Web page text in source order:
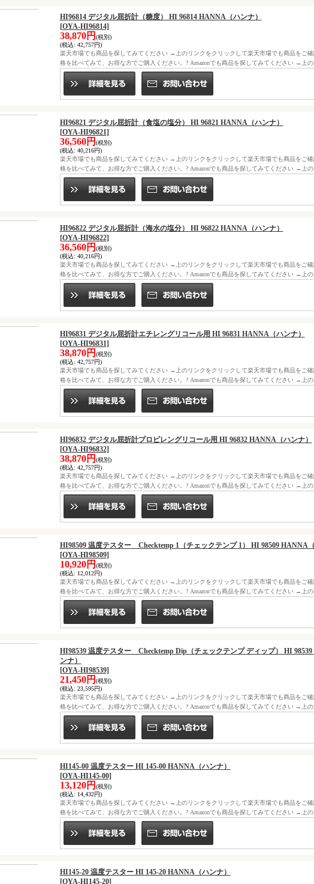
HI96814 デジタル屈折計（糖度） HI 96814 HANNA（ハンナ）
[OYA-HI96814]
38,870円 (税別)
(税込: 42,757円)
楽天市場でも商品を探してみてください →上のリンクをクリックして楽天市場でも商品をご
格を比べてみて、お得な方でご購入ください。? Amazonでも商品を探してみてください →上の
HI96821 デジタル屈折計（食塩の塩分） HI 96821 HANNA（ハンナ）
[OYA-HI96821]
36,560円 (税別)
(税込: 40,216円)
楽天市場でも商品を探してみてください →上のリンクをクリックして楽天市場でも商品をご
格を比べてみて、お得な方でご購入ください。? Amazonでも商品を探してみてください →上の
HI96822 デジタル屈折計（海水の塩分） HI 96822 HANNA（ハンナ）
[OYA-HI96822]
36,560円 (税別)
(税込: 40,216円)
楽天市場でも商品を探してみてください →上のリンクをクリックして楽天市場でも商品をご
格を比べてみて、お得な方でご購入ください。? Amazonでも商品を探してみてください →上の
HI96831 デジタル屈折計エチレングリコール用 HI 96831 HANNA（ハンナ）
[OYA-HI96831]
38,870円 (税別)
(税込: 42,757円)
楽天市場でも商品を探してみてください →上のリンクをクリックして楽天市場でも商品をご
格を比べてみて、お得な方でご購入ください。? Amazonでも商品を探してみてください →上の
HI96832 デジタル屈折計プロピレングリコール用 HI 96832 HANNA（ハンナ）
[OYA-HI96832]
38,870円 (税別)
(税込: 42,757円)
楽天市場でも商品を探してみてください →上のリンクをクリックして楽天市場でも商品をご
格を比べてみて、お得な方でご購入ください。? Amazonでも商品を探してみてください →上の
HI98509 温度テスター Checktemp 1（チェックテンプ 1） HI 98509 HANNA（
[OYA-HI98509]
10,920円 (税別)
(税込: 12,012円)
楽天市場でも商品を探してみてください →上のリンクをクリックして楽天市場でも商品をご
格を比べてみて、お得な方でご購入ください。? Amazonでも商品を探してみてください →上の
HI98539 温度テスター Checktemp Dip（チェックテンプ ディップ） HI
ンナ）
[OYA-HI98539]
21,450円 (税別)
(税込: 23,595円)
楽天市場でも商品を探してみてください →上のリンクをクリックして楽天市場でも商品をご
格を比べてみて、お得な方でご購入ください。? Amazonでも商品を探してみてください →上の
HI145-00 温度テスター HI 145-00 HANNA（ハンナ）
[OYA-HI145-00]
13,120円 (税別)
(税込: 14,432円)
楽天市場でも商品を探してみてください →上のリンクをクリックして楽天市場でも商品をご
格を比べてみて、お得な方でご購入ください。? Amazonでも商品を探してみてください →上の
HI145-20 温度テスター HI 145-20 HANNA（ハンナ）
[OYA-HI145-20]